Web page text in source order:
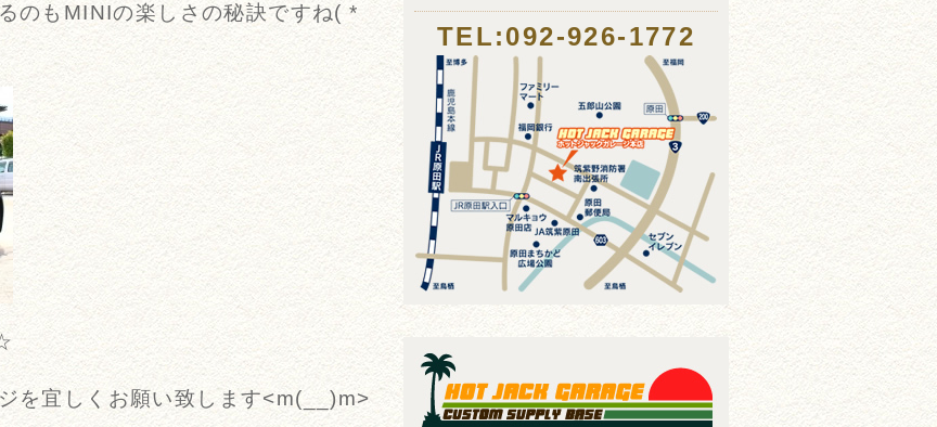
のもMINIの楽しさの秘訣ですね( *
を宜しくお願い致します<m(__)m>
TEL:092-926-1772